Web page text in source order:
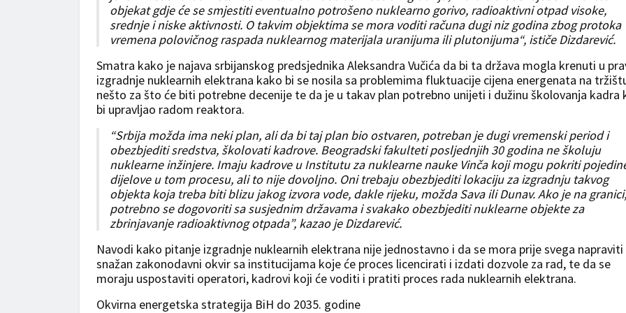
objekat gdje će se smjestiti eventualno potrošeno nuklearno gorivo, radioaktivni otpad visoke,
srednje i niske aktivnosti. O takvim objektima se mora voditi računa dugi niz godina zbog protoka
vremena polovičnog raspada nuklearnog materijala uranijuma ili plutonijuma“, ističe Dizdarević.
Smatra kako je najava srbijanskog predsjednika Aleksandra Vučića da bi ta država mogla krenuti u
izgradnje nuklearnih elektrana kako bi se nosila sa problemima fluktuacije cijena energenata na
nešto za što će biti potrebne decenije te da je u takav plan potrebno unijeti i dužinu školovanja kadra
bi upravljao radom reaktora.
“Srbija možda ima neki plan, ali da bi taj plan bio ostvaren, potreban je dugi vremenski period i
obezbjediti sredstva, školovati kadrove. Beogradski fakulteti posljednjih 30 godina ne školuju
nuklearne inžinjere. Imaju kadrove u Institutu za nuklearne nauke Vinča koji mogu pokriti
dijelove u tom procesu, ali to nije dovoljno. Oni trebaju obezbjediti lokaciju za izgradnju takvog
objekta koja treba biti blizu jakog izvora vode, dakle rijeku, možda Sava ili Dunav. Ako je na granici,
potrebno se dogovoriti sa susjednim državama i svakako obezbjediti nuklearne objekte za
zbrinjavanje radioaktivnog otpada”, kazao je Dizdarević.
Navodi kako pitanje izgradnje nuklearnih elektrana nije jednostavno i da se mora prije svega napraviti
snažan zakonodavni okvir sa institucijama koje će proces licencirati i izdati dozvole za rad, te da se
moraju uspostaviti operatori, kadrovi koji će voditi i pratiti proces rada nuklearnih elektrana.
Okvirna energetska strategija BiH do 2035. godine